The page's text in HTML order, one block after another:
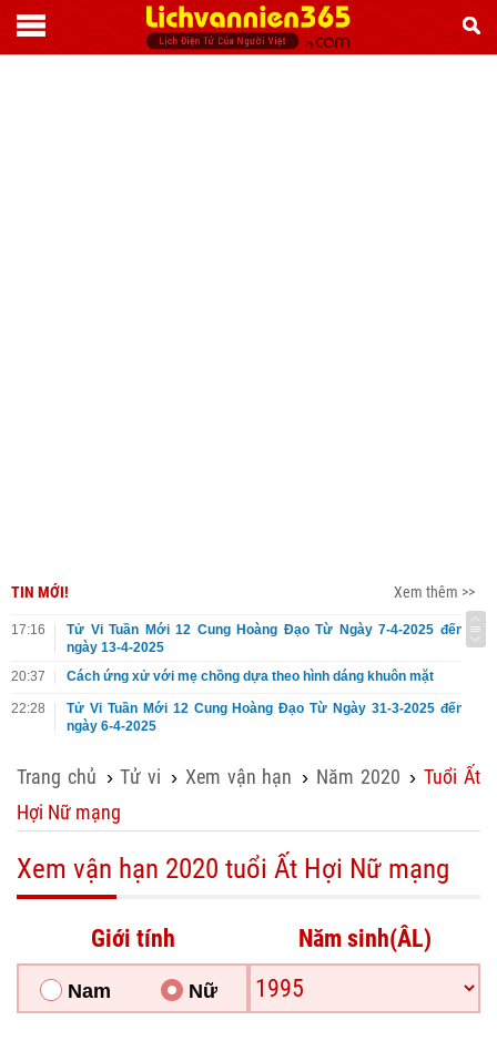
TIN MỚI! Xem thêm >>
17:16
Tử Vi Tuần Mới 12 Cung Hoàng Đạo Từ Ngày 7-4-2025 đến
ngày 13-4-2025
20:37
Cách ứng xử với mẹ chồng dựa theo hình dáng khuôn mặt
22:28
Tử Vi Tuần Mới 12 Cung Hoàng Đạo Từ Ngày 31-3-2025 đến
ngày 6-4-2025
Trang chủ ›Tử vi › Xem vận hạn › Năm 2020 ›Tuổi Ất
Hợi Nữ mạng
Xem vận hạn 2020 tuổi Ất Hợi Nữ mạng
Giới tính
Nam Nữ
Năm sinh(ÂL)